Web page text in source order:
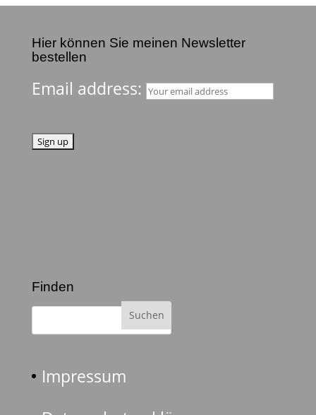
Hier können Sie meinen Newsletter
bestellen
Email address:
Finden
Impressum